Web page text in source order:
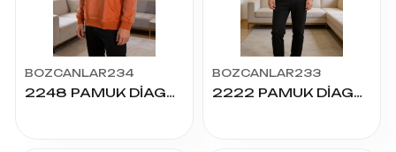
BOZCANLAR234
2248 PAMUK DİAGONEL DÜZ KAPŞONLU
BOZCANLAR233
2222 PAMUK DİAGONEL G.BASKI KAPŞONLU